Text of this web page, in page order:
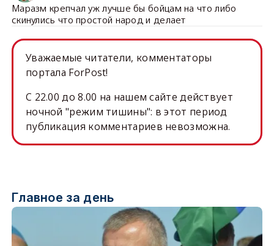
Маразм крепчал уж лучше бы бойцам на что либо
скинулись что простой народ и делает
Уважаемые читатели, комментаторы
портала ForPost!
C 22.00 до 8.00 на нашем сайте действует
ночной "режим тишины": в этот период
публикация комментариев невозможна.
Главное за день